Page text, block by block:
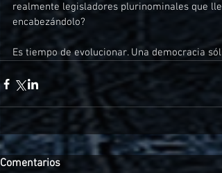
realmente legisladores plurinominales que
encabezándolo?
Es tiempo de evolucionar. Una democracia
Comentarios